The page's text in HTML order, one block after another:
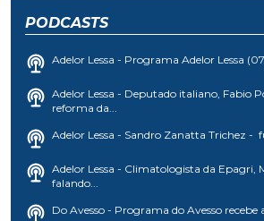
PODCASTS
Adelor Lessa - Programa Adelor Lessa
Adelor Lessa - Deputado italiano, Fabio
reforma da...
Adelor Lessa - Sandro Zanatta Trichez -
Adelor Lessa - Climatologista da Epagri,
falando...
Do Avesso - Programa do Avesso recebe